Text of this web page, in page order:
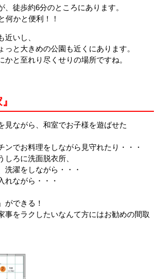
、徒歩約6分のところにあります。
何かと便利！！
近いし、
っと大きめの公園も近くにあります。
かと至れり尽くせりの場所ですね。
見ながら、和室でお子様を遊ばせた
ンでお料理をしながら見守れたり・・・
しろに洗面脱衣所、
洗濯をしながら・・・
れながら・・・
ができる！
事をラクしたいなんて方にはお勧めの間取